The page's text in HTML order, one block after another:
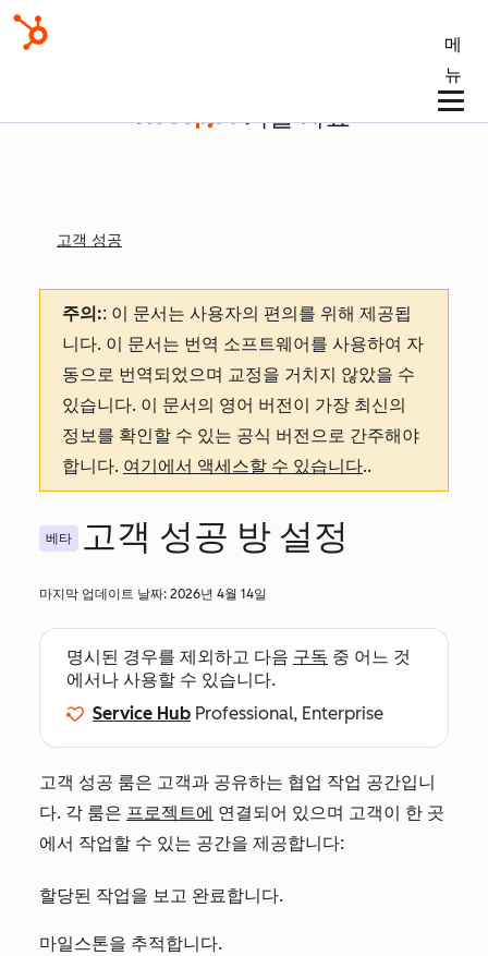
메
뉴
기술 자료
고객 성공
주의:: 이 문서는 사용자의 편의를 위해 제공됩
니다. 이 문서는 번역 소프트웨어를 사용하여 자
동으로 번역되었으며 교정을 거치지 않았을 수
있습니다. 이 문서의 영어 버전이 가장 최신의
정보를 확인할 수 있는 공식 버전으로 간주해야
합니다. 여기에서 액세스할 수 있습니다..
베타 고객 성공 방 설정
마지막 업데이트 날짜: 2026년 4월 14일
명시된 경우를 제외하고 다음 구독 중 어느 것
에서나 사용할 수 있습니다.
Service Hub Professional, Enterprise
고객 성공 룸은 고객과 공유하는 협업 작업 공간입니
다. 각 룸은 프로젝트에 연결되어 있으며 고객이 한 곳
에서 작업할 수 있는 공간을 제공합니다:
할당된 작업을 보고 완료합니다.
마일스톤을 추적합니다.